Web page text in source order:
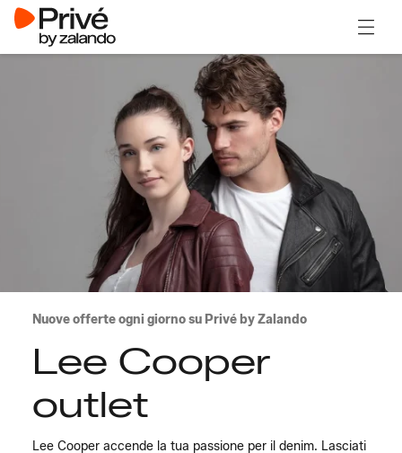
Nuove offerte ogni giorno su Privé by Zalando
Lee Cooper
outlet
Lee Cooper accende la tua passione per il denim. Lasciati